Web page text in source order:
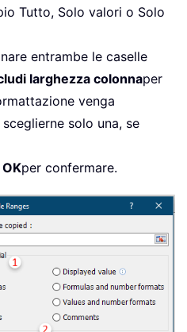
Tutto, Solo valori o Solo
entrambe le caselle
larghezza colonnaper
venga
solo una, se
OKper confermare.